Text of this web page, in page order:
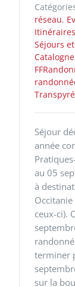
réseau,
Itinéraires
Séjours
Catalogne
Séjour
année
au 05
à
ceux-ci).
terminer
sur la